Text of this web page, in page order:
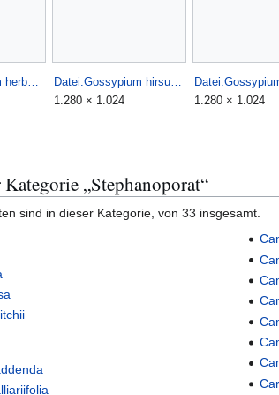
1.280 × 1.024
1.280 × 1.024
„Stephanoporat“
sind in dieser Kategorie, von 33 insgesamt.